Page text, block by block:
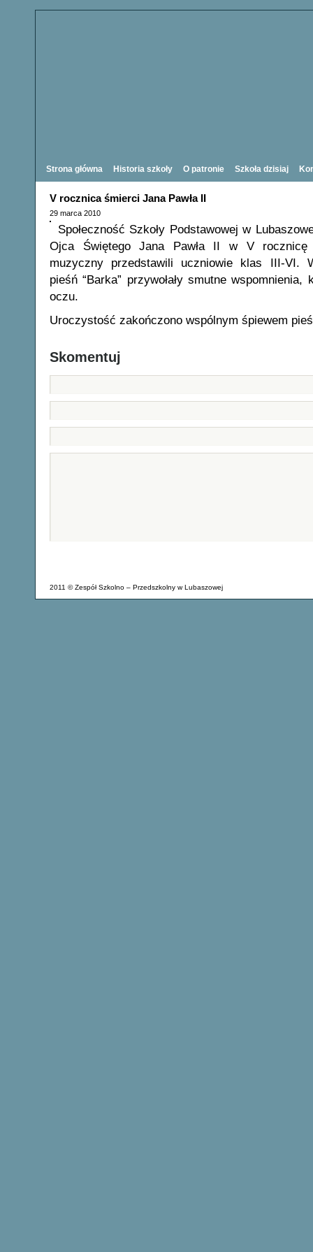
Strona główna Historia szkoły O patronie Szkoła dzisiaj
V rocznica śmierci Jana Pawła II
29 marca 2010
Społeczność Szkoły Podstawowej w
Ojca Świętego Jana Pawła II w V rocznicę
muzyczny przedstawili uczniowie klas III-VI.
pieśń “Barka” przywołały smutne
oczu.
Uroczystość zakończono wspólnym śpiewem
Skomentuj
2011 © Zespół Szkolno – Przedszkolny w Lubaszowej